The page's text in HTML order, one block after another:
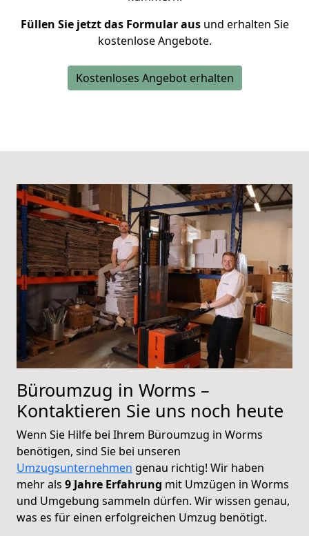
Füllen Sie jetzt das Formular ausund erhalten Sie
kostenlose Angebote.
Kostenloses Angebot erhalten
Büroumzug in Worms –
Kontaktieren Sie uns noch heute
Wenn Sie Hilfe bei Ihrem Büroumzug in Worms
benötigen, sind Sie bei unseren
Umzugsunternehmen genau richtig! Wir haben
mehr als 9 Jahre Erfahrung mit Umzügen in Worms
und Umgebung sammeln dürfen. Wirwissen genau,
was es für einen erfolgreichen Umzug benötigt.